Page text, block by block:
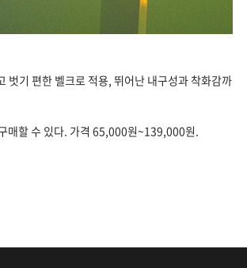
벗기 편한 벨크로 적용,뛰어난 내구성과 착화감까
매할 수 있다. 가격 65,000원~139,000원.